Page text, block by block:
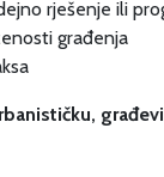
rješenje ili
građenja